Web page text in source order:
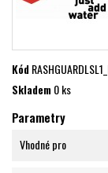
Kód
Skladem0 ks
Parametry
Vhodné pro